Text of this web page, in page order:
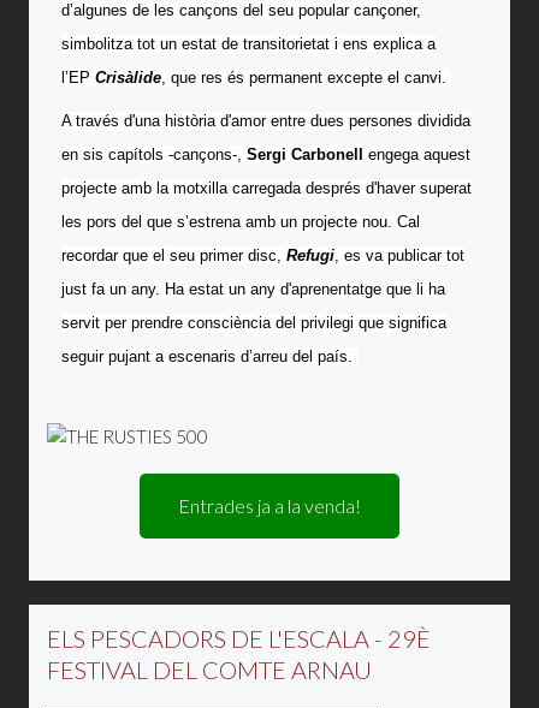
d’algunes de les cançons del seu popular cançoner,
simbolitza tot un estat de transitorietat i ens explica a
l’EP Crisàlide, que res és permanent excepte el canvi.
A través d'una història d'amor entre dues persones dividida
en sis capítols -cançons-, Sergi Carbonell engega aquest
projecte amb la motxilla carregada després d'haver superat
les pors del que s’estrena amb un projecte nou. Cal
recordar que el seu primer disc, Refugi, es va publicar tot
just fa un any. Ha estat un any d'aprenentatge que li ha
servit per prendre consciència del privilegi que significa
seguir pujant a escenaris d’arreu del país.
Entrades ja a la venda!
ELS PESCADORS DE L'ESCALA - 29È
FESTIVAL DEL COMTE ARNAU